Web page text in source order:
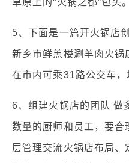
5、下面是一篇开火锅店
新乡市鲜羔楼涮羊肉火锅
在市内可乘31路公交车，
6、组建火锅店的团队 做
数量的厨师和员工，要合
层管理交流火锅店布局